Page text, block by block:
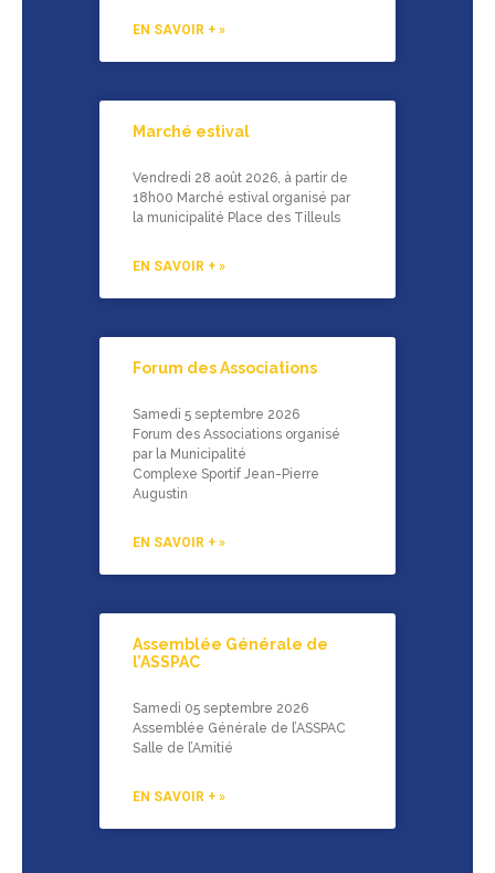
EN SAVOIR + »
Marché estival
Vendredi 28 août 2026, à partir de
18h00 Marché estival organisé par
la municipalité Place des Tilleuls
EN SAVOIR + »
Forum des Associations
Samedi 5 septembre 2026
Forum des Associations organisé
par la Municipalité
Complexe Sportif Jean-Pierre
Augustin
EN SAVOIR + »
Assemblée Générale de
l’ASSPAC
Samedi 05 septembre 2026
Assemblée Générale de l’ASSPAC
Salle de l’Amitié
EN SAVOIR + »